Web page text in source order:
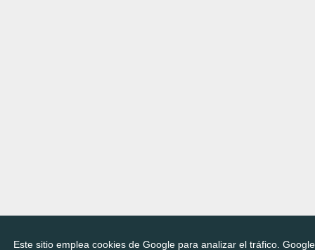
Este sitio emplea cookies de Google para analizar el tráfico.